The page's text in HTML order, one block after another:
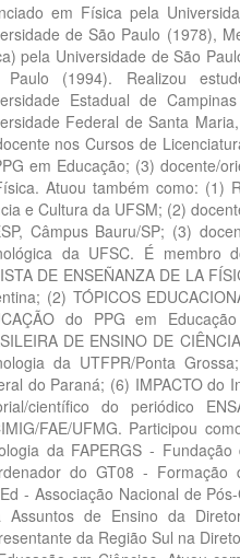
em Física pela
de São Paulo (1978),
pela Universidade de São
Paulo (1994). Realizou
Estadual de
Federal de Santa
nos Cursos de
em Educação; (3) docente/
Atuou também como: (1)
e Cultura da UFSM; (2)
Câmpus Bauru/SP; (3)
da UFSC. É membro
DE ENSEÑANZA DE LA
(2) TÓPICOS
do PPG em
DE ENSINO DE
da UTFPR/Ponta
do Paraná; (6) IMPACTO do
científico do periódico
FAE/UFMG. Participou
da FAPERGS -
do GT08 -
- Associação Nacional de
Assuntos de Ensino da
da Região Sul na